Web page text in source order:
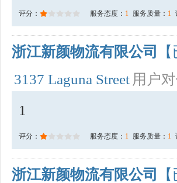
评分： 服务态度： 1 服务质量： 1
浙江新颜物流有限公司
3137 Laguna Street 用户
1
评分： 服务态度： 1 服务质量： 1
浙江新颜物流有限公司